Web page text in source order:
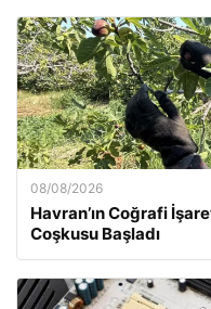
08/08/2026
Havran’ın Coğrafi
Coşkusu Başladı